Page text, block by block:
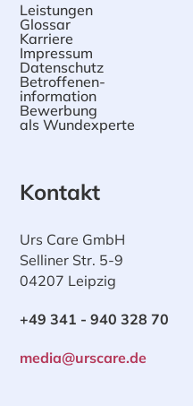
Leistungen
Glossar
Karriere
Impressum
Datenschutz
Betroffenen-
information
Bewerbung
als Wundexperte
Kontakt
Urs Care GmbH
Selliner Str. 5-9
04207 Leipzig
+49 341 - 940 328 70
media@urscare.de